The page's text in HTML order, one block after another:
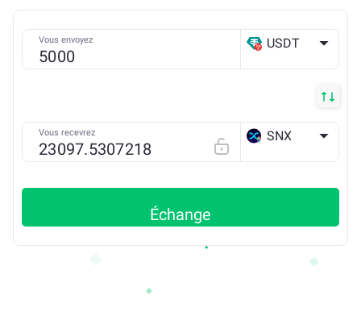
Vous envoyez USDT
Vous recevrez SNX
Échange